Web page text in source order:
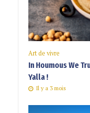
Art de vivre
In Houmous We
Yalla !
Il y a 3 mois